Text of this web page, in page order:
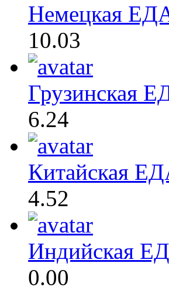
Немецкая
10.03
Грузинская
6.24
Китайская
4.52
Индийская
0.00